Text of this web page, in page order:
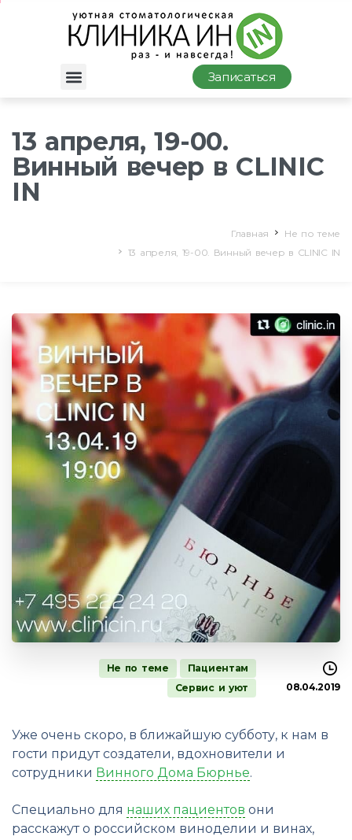
Записаться
13 апреля, 19-00.
Винный вечер в CLINIC
IN
Главная
Не по теме
13 апреля, 19-00. Винный вечер в CLINIC IN
Не по теме
Пациентам
Сервис и уют
08.04.2019
Уже очень скоро, в ближайшую субботу, к нам в
гости придут создатели, вдохновители и
сотрудники Винного Дома Бюрнье.
Специально для наших пациентов они
расскажут о российском виноделии и винах,